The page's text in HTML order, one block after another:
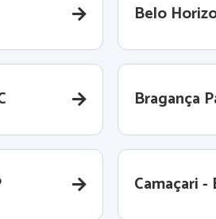
Belo
Bragança
Camaçari -